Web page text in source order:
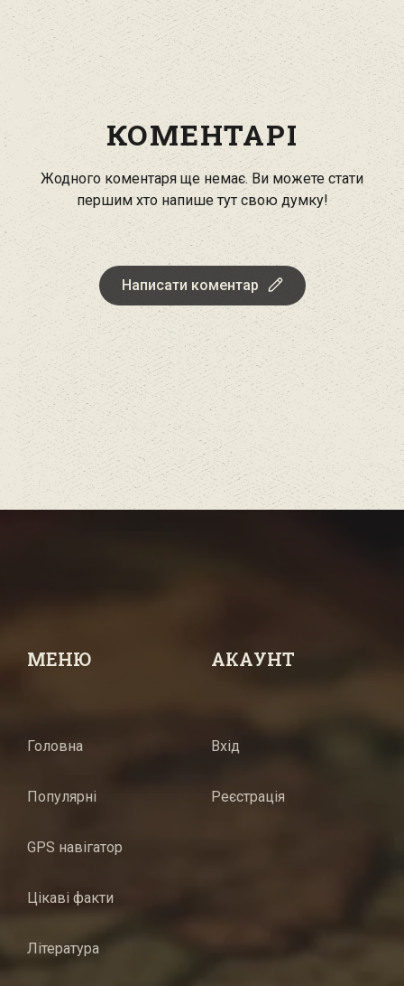
КОМЕНТАРІ
Жодного коментаря ще немає. Ви можете стати
першим хто напише тут свою думку!
Написати коментар
МЕНЮ
Головна
Популярні
GPS навігатор
Цікаві факти
Література
АКАУНТ
Вхід
Реєстрація